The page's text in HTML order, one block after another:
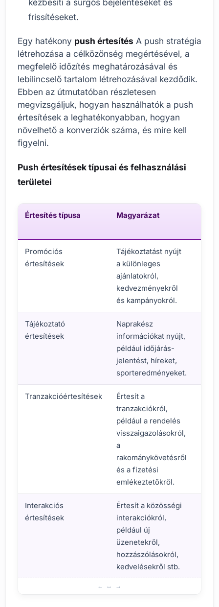
kézbesíti a sürgős bejelentéseket és
frissítéseket.
Egy hatékony push értesítés A push stratégia
létrehozása a célközönség megértésével, a
megfelelő időzítés meghatározásával és
lebilincselő tartalom létrehozásával kezdődik.
Ebben az útmutatóban részletesen
megvizsgáljuk, hogyan használhatók a push
értesítések a leghatékonyabban, hogyan
növelhető a konverziók száma, és mire kell
figyelni.
Push értesítések típusai és felhasználási
területei
Értesítés típusa Magyarázat
Promóciós
értesítések
Tájékoztatást nyújt
a különleges
ajánlatokról,
kedvezményekről
és kampányokról.
Tájékoztató
értesítések
Naprakész
információkat nyújt,
például időjárás-
jelentést, híreket,
sporteredményeket.
Tranzakcióértesítések
Értesít a
tranzakciókról,
például a rendelés
visszaigazolásokról,
a
rakománykövetésről
és a fizetési
emlékeztetőkről.
Interakciós
értesítések
Értesít a közösségi
interakciókról,
például új
üzenetekről,
hozzászólásokról,
kedvelésekről stb.